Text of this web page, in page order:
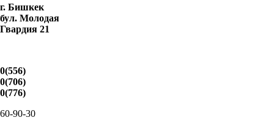
г. Бишкек
бул. Молодая
Гвардия 21
0(556)
0(706)
0(776)
60-90-30